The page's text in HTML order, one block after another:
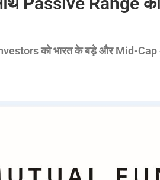
Investors को भारत के बड़े और Mid-